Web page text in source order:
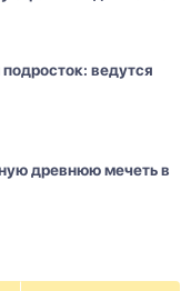
ведутся
древнюю мечеть в